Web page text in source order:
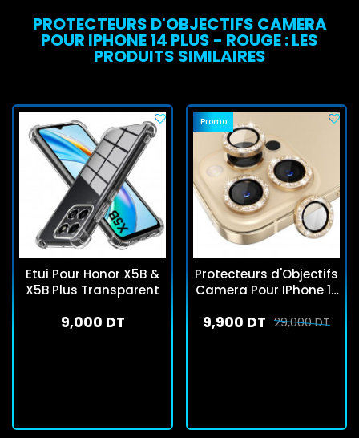
PROTECTEURS D'OBJECTIFS CAMERA
POUR IPHONE 14 PLUS - ROUGE : LES
PRODUITS SIMILAIRES
Etui Pour Honor X5B &
X5B Plus Transparent
9,000 DT
Promo
Protecteurs d'Objectifs
Camera Pour IPhone 12
29,000 DT
9,900 DT